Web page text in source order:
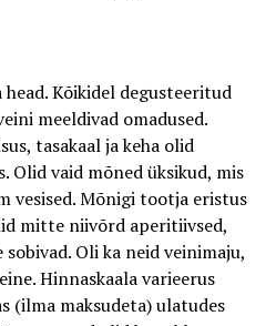
Kõikidel degusteeritud
meeldivad omadused.
tasakaal ja keha olid
Olid vaid mõned üksikud, mis
vesised. Mõnigi tootja eristus
mitte niivõrd aperitiivsed,
Oli ka neid veinimaju,
Hinnaskaala varieerus
(ilma maksudeta) ulatudes